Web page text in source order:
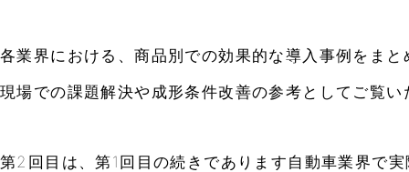
各業界における、商品別での効果的な導入事例をまと
現場での課題解決や成形条件改善の参考としてご覧い
第2回目は、第1回目の続きであります自動車業界で